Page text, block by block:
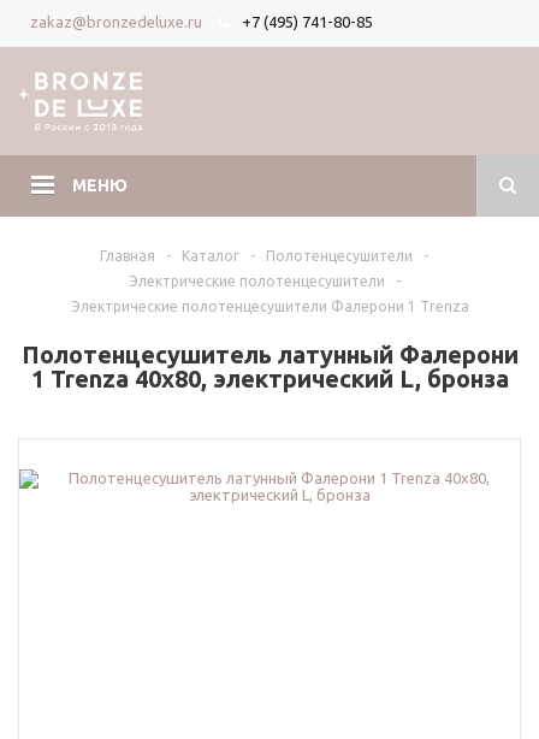
zakaz@bronzedeluxe.ru +7 (495) 741-80-85
МЕНЮ
Главная - Каталог - Полотенцесушители
-
Электрические полотенцесушители
-
Электрические полотенцесушители Фалерони 1 Trenza
Полотенцесушитель латунный Фалерони
1 Trenza 40х80, электрический L, бронза